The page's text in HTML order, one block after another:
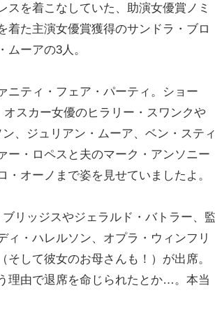
を着こなしていた、助演女優賞ノミ
着た主演女優賞獲得のサンドラ・ブロ
ーアの3人。
ニティ・フェア・パーティ。ショー
スカー女優のヒラリー・スワンクや
、ジュリアン・ムーア、ベン・スティ
ー・ロペスと夫のマーク・アンソニー
オーノまで姿を見せていましたよ。
リッジスやジェラルド・バトラー、監
・ハレルソン、オプラ・ウィンフリ
して彼女のお母さんも！）が出席。
理由で退席を命じられたとか…。本当